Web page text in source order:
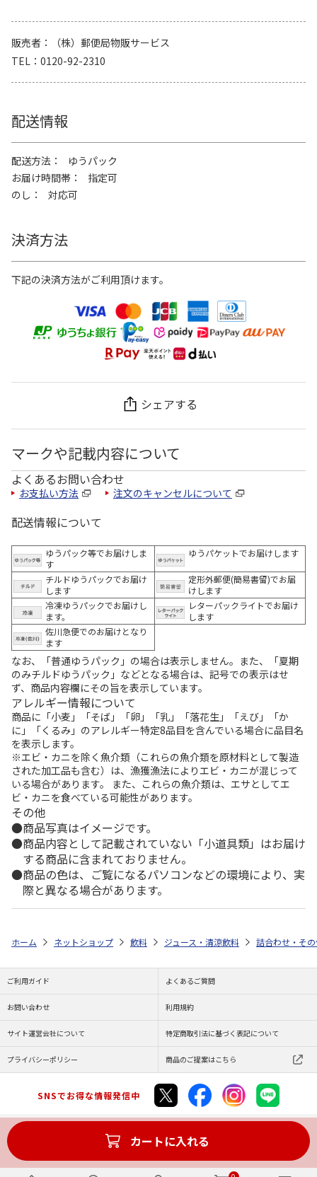
販売者
（株）郵便局物販サービス
TEL
0120-92-2310
配送情報
配送方法
ゆうパック
お届け時間帯
指定可
のし
対応可
決済方法
下記の決済方法がご利用頂けます。
シェアする
マークや記載内容について
よくあるお問い合わせ
お支払い方法 注文のキャンセルについて
配送情報について
ゆうパック等でお届けしま
す
ゆうパケットでお届けします
チルドゆうパックでお届け
します
定形外郵便(簡易書留)でお届
けします
冷凍ゆうパックでお届けし
ます。
レターパックライトでお届け
します
佐川急便でのお届けとなり
ます
なお、「普通ゆうパック」の場合は表示しません。また、「夏期
のみチルドゆうパック」などとなる場合は、記号での表示はせ
ず、商品内容欄にその旨を表示しています。
アレルギー情報について
商品に「小麦」「そば」「卵」「乳」「落花生」「えび」「か
に」「くるみ」のアレルギー特定8品目を含んでいる場合に品目名
を表示します。
※エビ・カニを除く魚介類（これらの魚介類を原材料として製造
された加工品も含む）は、漁獲漁法によりエビ・カニが混じって
いる場合があります。 また、これらの魚介類は、エサとしてエ
ビ・カニを食べている可能性があります。
その他
商品写真はイメージです。
商品内容として記載されていない「小道具類」はお届け
する商品に含まれておりません。
商品の色は、ご覧になるパソコンなどの環境により、実
際と異なる場合があります。
カートに入れる
ホーム ネットショップ 飲料 ジュース・清涼飲料 詰合わせ・そ
ご利用ガイド よくあるご質問
お問い合わせ 利用規約
サイト運営会社について 特定商取引法に基づく表記について
プライバシーポリシー 商品のご提案はこちら
SNSでお得な情報発信中
Copyright (C) JAPAN POST Co.,Ltd. All Rights Reserved.